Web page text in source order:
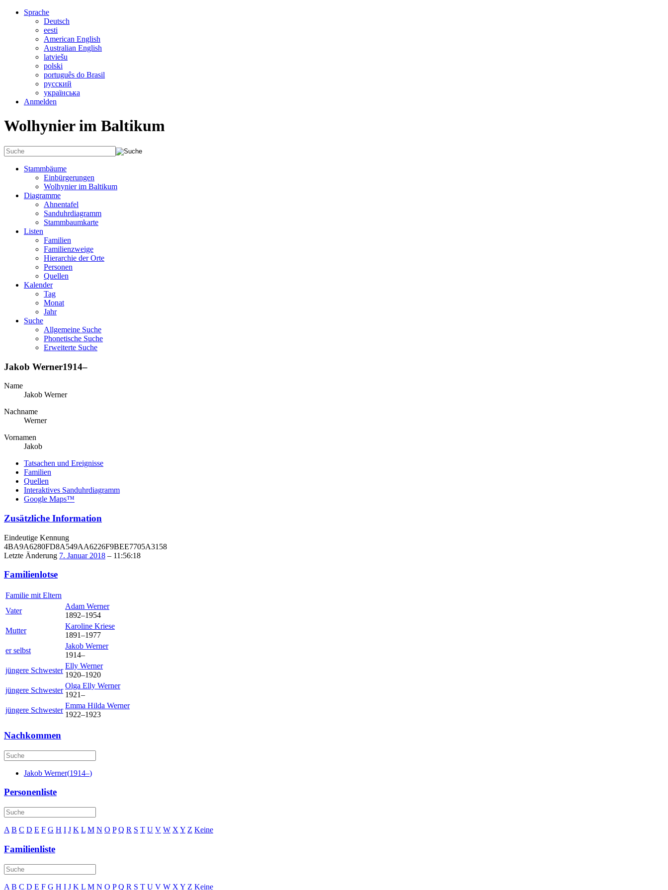
Sprache
Deutsch
eesti
American English
Australian English
latviešu
polski
português do Brasil
русский
українська
Anmelden
Wolhynier im Baltikum
Stammbäume
Einbürgerungen
Wolhynier im Baltikum
Diagramme
Ahnentafel
Sanduhrdiagramm
Stammbaumkarte
Listen
Familien
Familienzweige
Hierarchie der Orte
Personen
Quellen
Kalender
Tag
Monat
Jahr
Suche
Allgemeine Suche
Phonetische Suche
Erweiterte Suche
Jakob Werner1914–
Name
Jakob Werner
Nachname
Werner
Vornamen
Jakob
Tatsachen und Ereignisse
Familien
Quellen
Interaktives Sanduhrdiagramm
Google Maps™
Zusätzliche Information
Eindeutige Kennung
4BA9A6280FD8A549AA6226F9BEE7705A3158
Letzte Änderung 7. Januar 2018 – 11:56:18
Familienlotse
Familie mit Eltern
Vater
Adam Werner
1892–1954
Mutter
Karoline Kriese
1891–1977
er selbst
Jakob Werner
1914–
jüngere Schwester
Elly Werner
1920–1920
jüngere Schwester
Olga Elly Werner
1921–
jüngere Schwester
Emma Hilda Werner
1922–1923
Nachkommen
Jakob Werner(1914–)
Personenliste
A B C D E F G H I J K L M N O P Q R S T U V W X Y Z Keine
Familienliste
A B C D E F G H I J K L M N O P Q R S T U V W X Y Z Keine